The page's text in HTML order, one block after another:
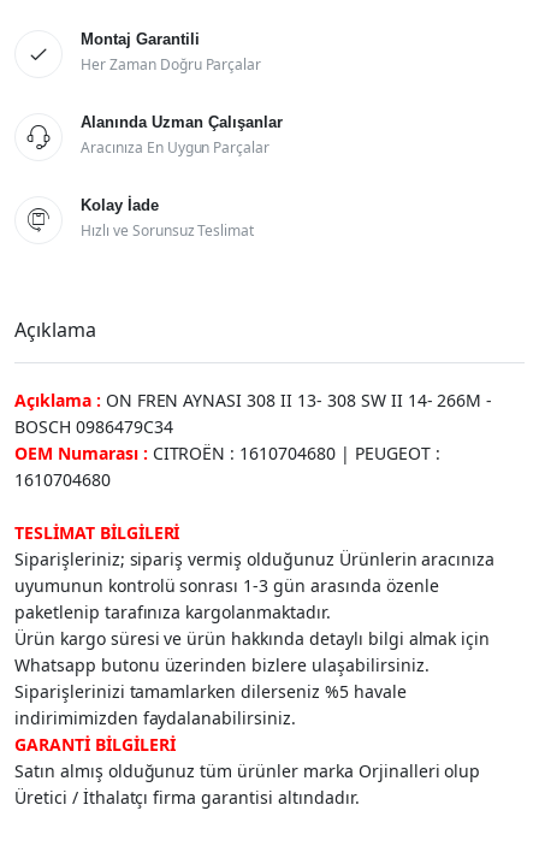

Montaj Garantili
Her Zaman Doğru Parçalar

Alanında Uzman Çalışanlar
Aracınıza En Uygun Parçalar

Kolay İade
Hızlı ve Sorunsuz Teslimat
Açıklama
Açıklama : ON FREN AYNASI 308 II 13- 308 SW II 14- 266M -
BOSCH 0986479C34
OEM Numarası : CITROËN : 1610704680 | PEUGEOT :
1610704680
TESLİMAT BİLGİLERİ
Siparişleriniz; sipariş vermiş olduğunuz Ürünlerin aracınıza
uyumunun kontrolü sonrası 1-3 gün arasında özenle
paketlenip tarafınıza kargolanmaktadır.
Ürün kargo süresi ve ürün hakkında detaylı bilgi almak için
Whatsapp butonu üzerinden bizlere ulaşabilirsiniz.
Siparişlerinizi tamamlarken dilerseniz %5 havale
indirimimizden faydalanabilirsiniz.
GARANTİ BİLGİLERİ
Satın almış olduğunuz tüm ürünler marka Orjinalleri olup
Üretici / İthalatçı firma garantisi altındadır.